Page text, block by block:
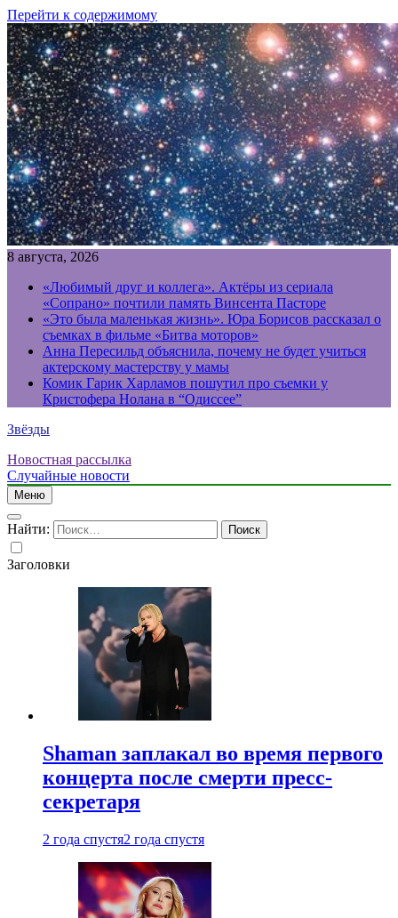
Перейти к содержимому
8 августа, 2026
«Любимый друг и коллега». Актёры из сериала
«Сопрано» почтили память Винсента Пасторе
«Это была маленькая жизнь». Юра Борисов рассказал о
съемках в фильме «Битва моторов»
Анна Пересильд объяснила, почему не будет учиться
актерскому мастерству у мамы
Комик Гарик Харламов пошутил про съемки у
Кристофера Нолана в “Одиссее”
Звёзды
Новостная рассылка
Случайные новости
Меню
Найти:
Заголовки
Shaman заплакал во время первого
концерта после смерти пресс-
секретаря
2 года спустя2 года спустя